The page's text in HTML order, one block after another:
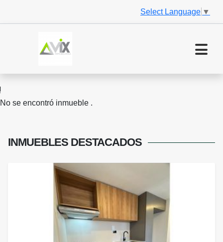
Select Language ▼
No se encontró inmueble .
INMUEBLES DESTACADOS